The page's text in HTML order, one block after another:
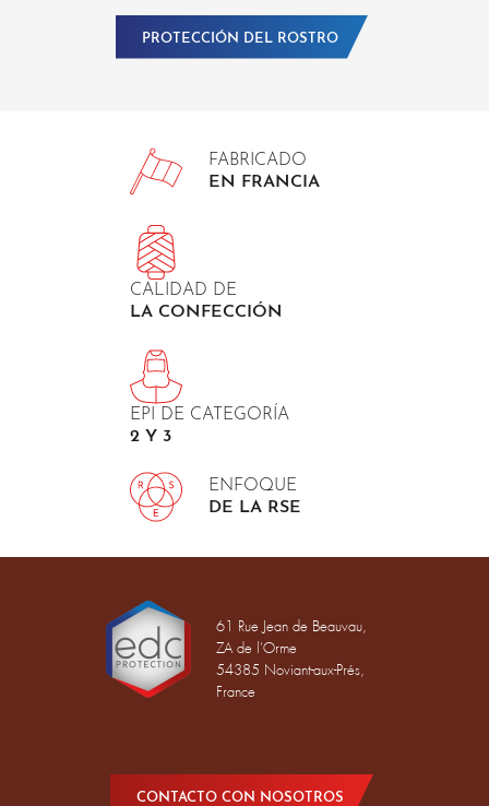
PROTECCIÓN DEL ROSTRO
FABRICADO
EN FRANCIA
CALIDAD DE
LA CONFECCIÓN
EPI DE CATEGORÍA
2 Y 3
ENFOQUE
DE LA RSE
61 Rue Jean de Beauvau,
ZA de l'Orme
54385 Noviant-aux-Prés,
France
CONTACTO CON NOSOTROS